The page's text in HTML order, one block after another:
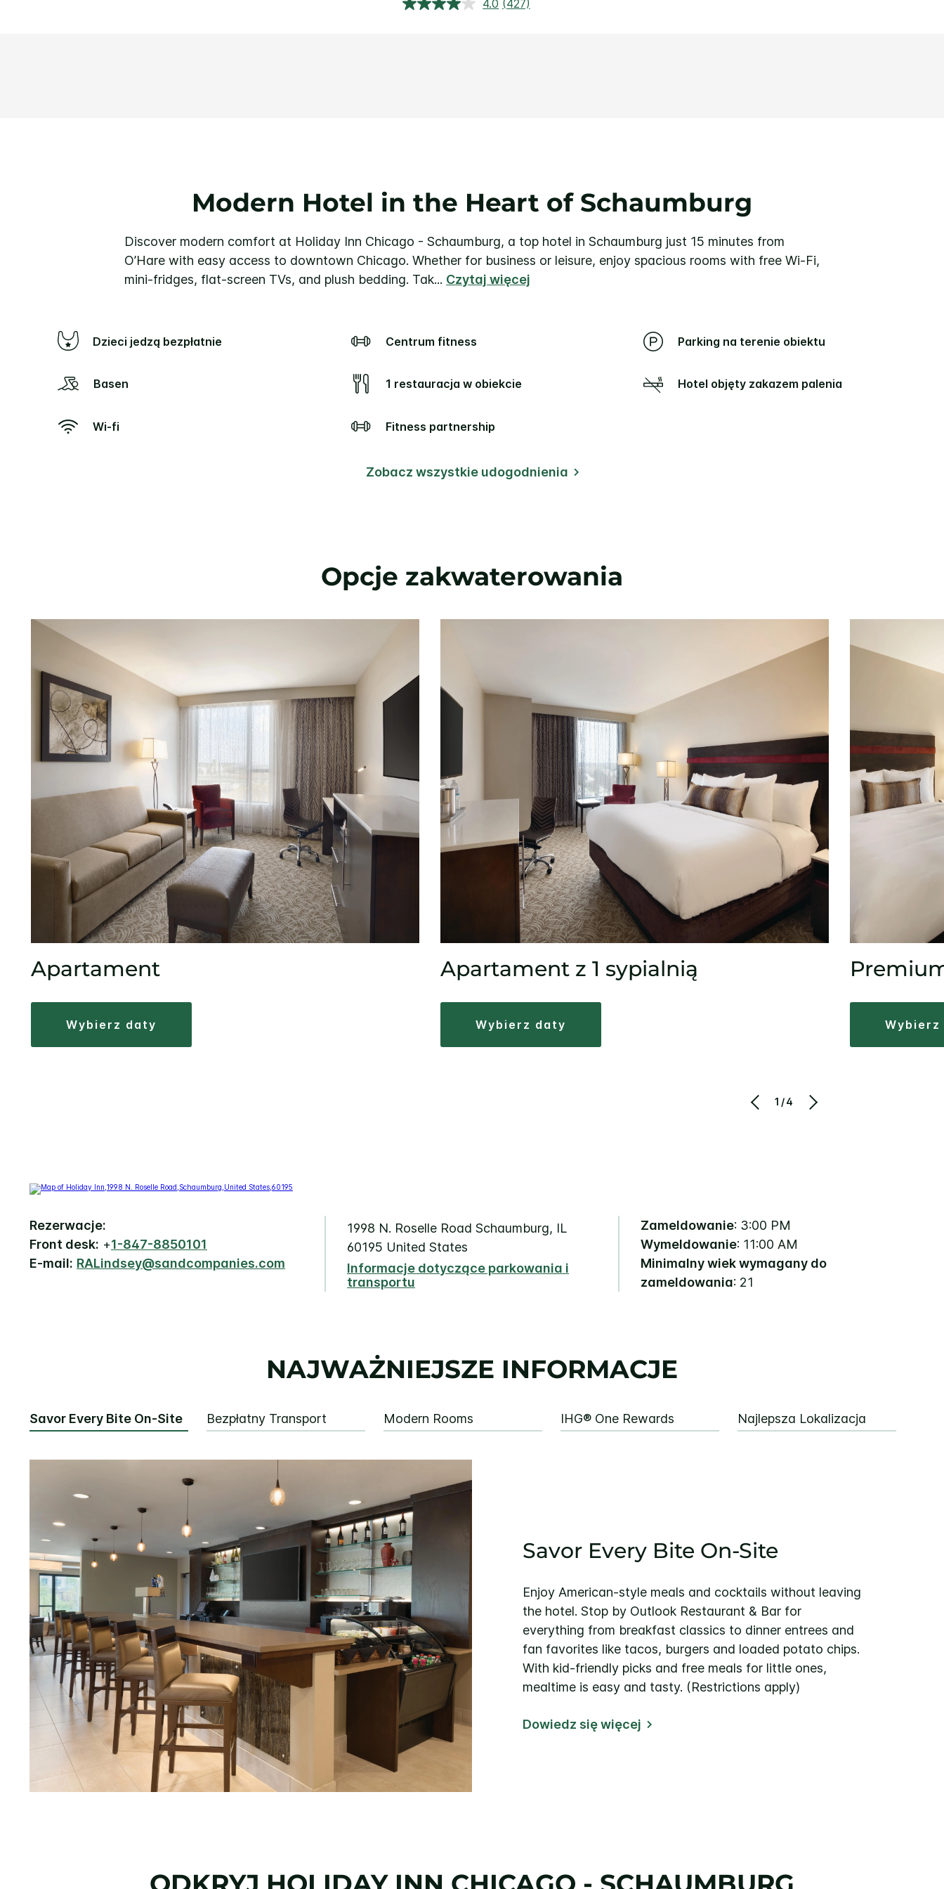
4.0 Czytaj
(427)
Modern Hotel in the Heart of Schaumburg
Discover modern comfort at Holiday Inn Chicago - Schaumburg, a top hotel in Schaumburg just 15 minutes from
O’Hare with easy access to downtown Chicago. Whether for business or leisure, enjoy spacious rooms with free Wi-Fi,
mini-fridges, flat-screen TVs, and plush bedding. Tak... Czytaj więcej
Dzieci jedzą bezpłatnie Centrum fitness Parking na terenie obiektu
Basen 1 restauracja w obiekcie Hotel objęty zakazem palenia
Wi-fi Fitness partnership
Zobacz wszystkie udogodnienia
Opcje zakwaterowania
Apartament
wybierz daty
Apartament z 1 sypialnią
wybierz daty
1/4
Rezerwacje:
Front desk: +1-847-8850101
E-mail: RALindsey@sandcompanies.com
1998 N. Roselle Road Schaumburg, IL
60195 United States
Informacje dotyczące parkowania i
transportu
Zameldowanie: 3:00 PM
Wymeldowanie: 11:00 AM
Minimalny wiek wymagany do
zameldowania: 21
NAJWAŻNIEJSZE INFORMACJE
Savor Every Bite On-Site Bezpłatny Transport Modern Rooms IHG® One Rewards Najlepsza Lokalizacja
Savor Every Bite On-Site
Enjoy American-style meals and cocktails without leaving
the hotel. Stop by Outlook Restaurant & Bar for
everything from breakfast classics to dinner entrees and
fan favorites like tacos, burgers and loaded potato chips.
With kid-friendly picks and free meals for little ones,
mealtime is easy and tasty. (Restrictions apply)
Dowiedz się więcej